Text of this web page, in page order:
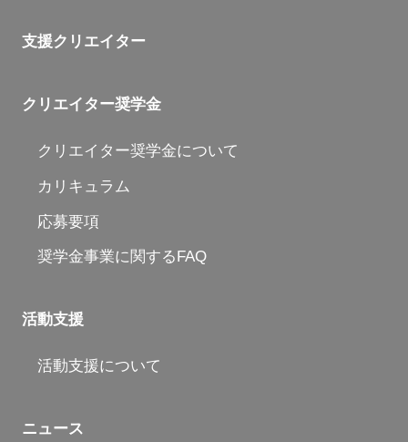
支援クリエイター
クリエイター奨学金
クリエイター奨学金について
カリキュラム
応募要項
奨学金事業に関するFAQ
活動支援
活動支援について
ニュース